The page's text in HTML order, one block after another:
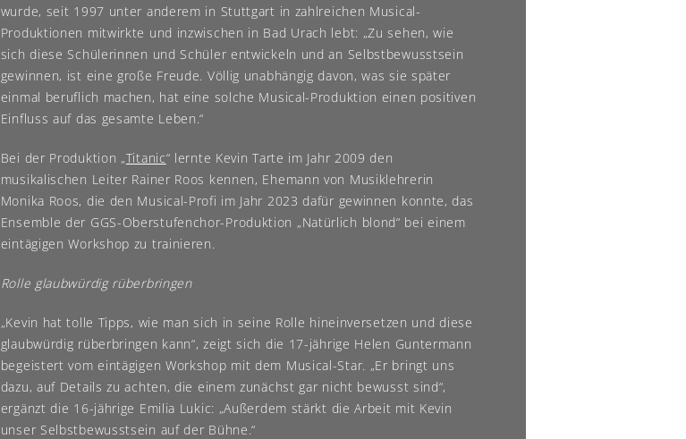
wurde, seit 1997 unter anderem in Stuttgart in zahlreichen Musical-
Produktionen mitwirkte und inzwischen in Bad Urach lebt: „Zu sehen, wie
sich diese Schülerinnen und Schüler entwickeln und an Selbstbewusstsein
gewinnen, ist eine große Freude. Völlig unabhängig davon, was sie später
einmal beruflich machen, hat eine solche Musical-Produktion einen positiven
Einfluss auf das gesamte Leben.“
Bei der Produktion „Titanic“ lernte Kevin Tarte im Jahr 2009 den
musikalischen Leiter Rainer Roos kennen, Ehemann von Musiklehrerin
Monika Roos, die den Musical-Profi im Jahr 2023 dafür gewinnen konnte, das
Ensemble der GGS-Oberstufenchor-Produktion „Natürlich blond“ bei einem
eintägigen Workshop zu trainieren.
Rolle glaubwürdig rüberbringen
„Kevin hat tolle Tipps, wie man sich in seine Rolle hineinversetzen und diese
glaubwürdig rüberbringen kann“, zeigt sich die 17-jährige Helen Guntermann
begeistert vom eintägigen Workshop mit dem Musical-Star. „Er bringt uns
dazu, auf Details zu achten, die einem zunächst gar nicht bewusst sind“,
ergänzt die 16-jährige Emilia Lukic: „Außerdem stärkt die Arbeit mit Kevin
unser Selbstbewusstsein auf der Bühne.“